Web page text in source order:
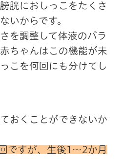
胱におしっこをたくさ
いからです。
を調整して体液のバラ
ちゃんはこの機能が未
こを何回にも分けてし
おくことができないか
ですが、生後1～2か月